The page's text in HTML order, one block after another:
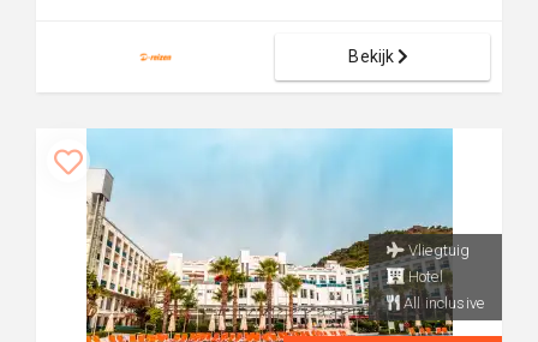
Bekijk
Vliegtuig
Hotel
All inclusive